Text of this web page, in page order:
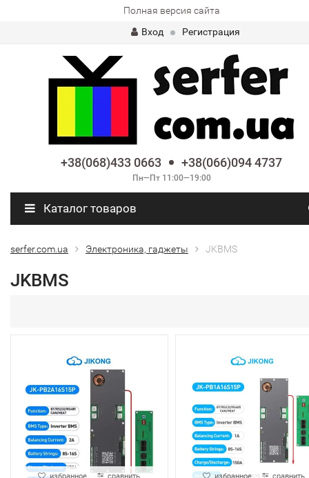
Полная версия сайта
Вход
Регистрация
+38(068)433 0663 +38(066)094 4737
Пн—Пт 11:00—19:00
Каталог товаров
serfer.com.ua Электроника, гаджеты JKBMS
JKBMS